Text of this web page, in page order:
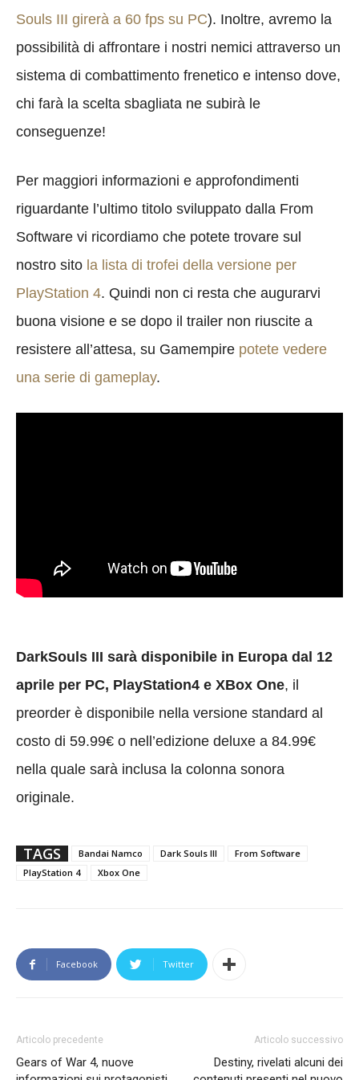
Souls III girerà a 60 fps su PC). Inoltre, avremo la
possibilità di affrontare i nostri nemici attraverso un
sistema di combattimento frenetico e intenso dove,
chi farà la scelta sbagliata ne subirà le
conseguenze!
Per maggiori informazioni e approfondimenti
riguardante l’ultimo titolo sviluppato dalla From
Software vi ricordiamo che potete trovare sul
nostro sito la lista di trofei della versione per
PlayStation 4. Quindi non ci resta che augurarvi
buona visione e se dopo il trailer non riuscite a
resistere all’attesa, su Gamempire potete vedere
una serie di gameplay.
DarkSouls III sarà disponibile in Europa dal 12
aprile per PC, PlayStation4 e XBox One, il
preorder è disponibile nella versione standard al
costo di 59.99€ o nell’edizione deluxe a 84.99€
nella quale sarà inclusa la colonna sonora
originale.
TAGS Bandai Namco Dark Souls III
From Software
PlayStation 4
Xbox One
Facebook Twitter
Articolo precedente
Gears of War 4, nuove
Articolo successivo
Destiny, rivelati alcuni dei